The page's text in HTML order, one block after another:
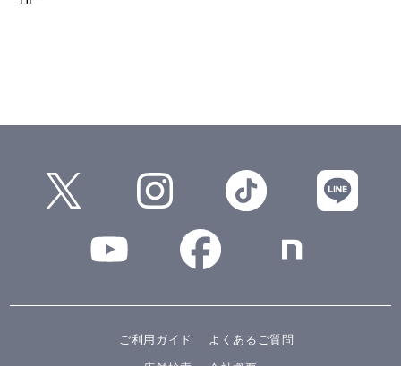
ご利用ガイド
よくあるご質問